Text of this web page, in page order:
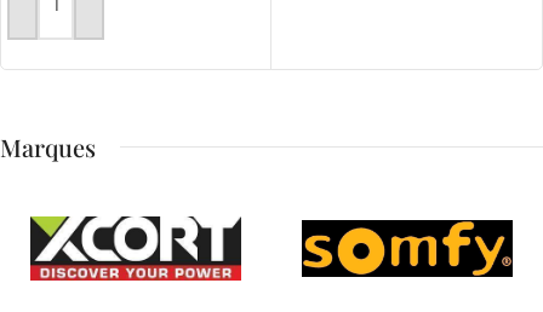
AJOUTER AU PANIER
Marques